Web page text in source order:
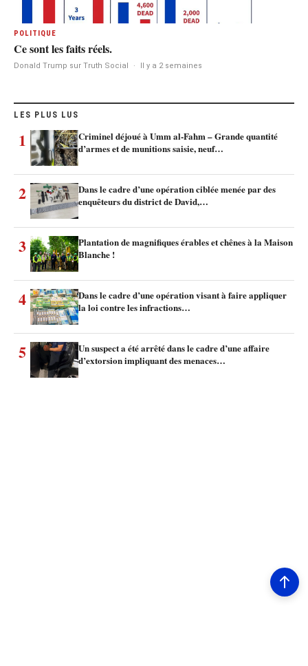
POLITIQUE
Ce sont les faits réels.
Donald Trump sur Truth Social · Il y a 2 semaines
LES PLUS LUS
1
Criminel déjoué à Umm al-Fahm – Grande quantité
d’armes et de munitions saisie, neuf…
2
Dans le cadre d’une opération ciblée menée par des
enquêteurs du district de David,…
3
Plantation de magnifiques érables et chênes à la Maison
Blanche !
4
Dans le cadre d’une opération visant à faire appliquer
la loi contre les infractions…
5
Un suspect a été arrêté dans le cadre d’une affaire
d’extorsion impliquant des menaces…